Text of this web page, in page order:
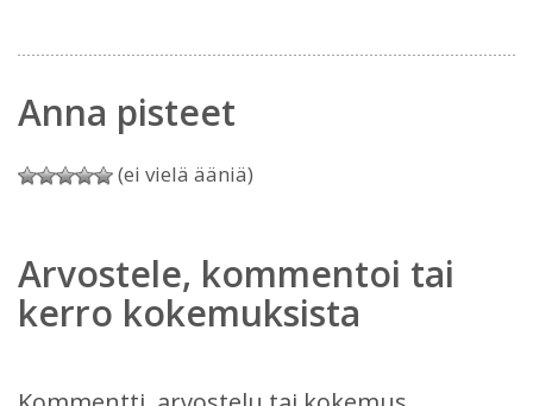
Anna pisteet
(ei vielä ääniä)
Arvostele, kommentoi tai
kerro kokemuksista